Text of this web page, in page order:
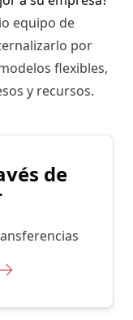
equipo de
por
flexibles,
y recursos.
de